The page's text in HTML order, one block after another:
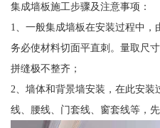
集成墙板施工步骤及注意事项：
1、一般集成墙板在安装过程中
务必使材料切面平直刺。量取尺
拼缝极不整齐；
2、墙体和背景墙安装，在此安装
线、腰线、门套线、窗套线等，